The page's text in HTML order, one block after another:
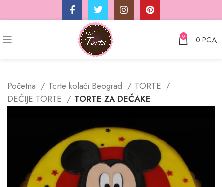
0 0 РСД
Početna Torte kolači Beograd
TORTE
DEČIJE TORTE
TORTE ZA DEČAKE